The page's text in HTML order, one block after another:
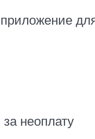
приложение
неоплату